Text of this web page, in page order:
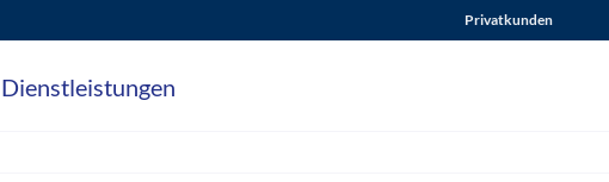
Privatkunden
Dienstleistungen